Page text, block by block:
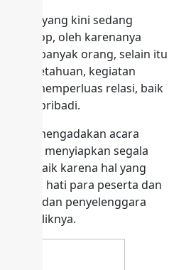
yang kini sedang
oleh karenanya
oleh banyak orang, selain itu
pengetahuan, kegiatan
memperluas relasi, baik
pribadi.
mengadakan acara
Anda menyiapkan segala
baik karena hal yang
di hati para peserta dan
Anda dan penyelenggara
sebaliknya.